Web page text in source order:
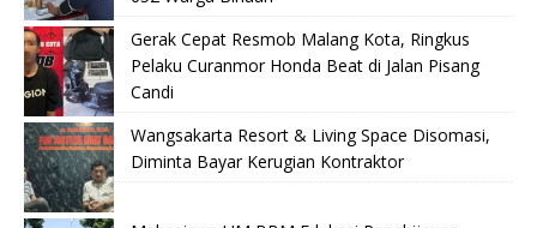
Gerak Cepat Resmob Malang Kota, Ringkus
Pelaku Curanmor Honda Beat di Jalan Pisang
Candi
Wangsakarta Resort & Living Space Disomasi,
Diminta Bayar Kerugian Kontraktor